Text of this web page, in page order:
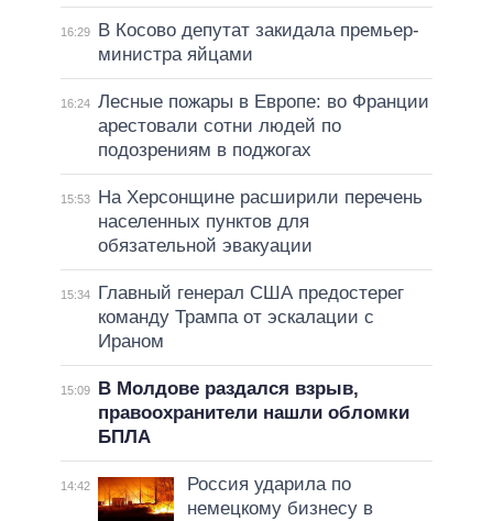
16:29
В Косово депутат закидала премьер-
министра яйцами
16:24 Лесные пожары в Европе: во Франции
арестовали сотни людей по
подозрениям в поджогах
15:53
На Херсонщине расширили перечень
населенных пунктов для
обязательной эвакуации
15:34
Главный генерал США предостерег
команду Трампа от эскалации с
Ираном
15:09
В Молдове раздался взрыв,
правоохранители нашли обломки
БПЛА
14:42
Россия ударила по
немецкому бизнесу в